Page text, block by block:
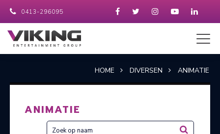
0413-296095
HOME DIVERSEN ANIMATIE
ANIMATIE